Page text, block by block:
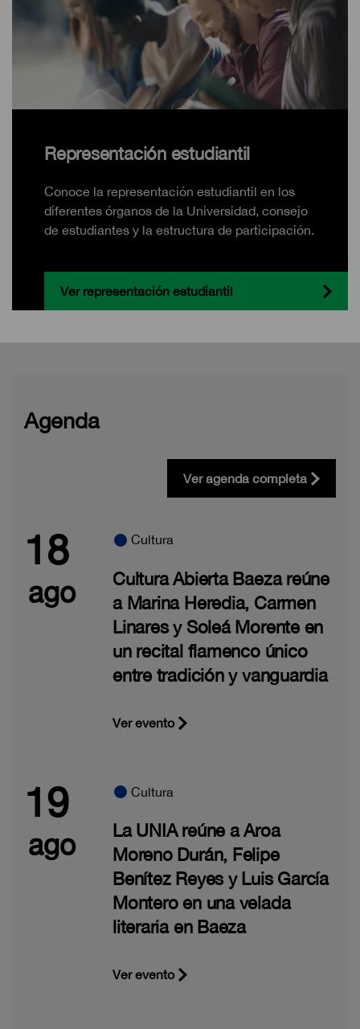
Representación estudiantil
Conoce la representación estudiantil en los
diferentes órganos de la Universidad, consejo
de estudiantes y la estructura de participación.
Ver representación estudiantil
Agenda
Ver agenda completa
18
ago
Cultura Abierta Baeza reúne
a Marina Heredia, Carmen
Linares y Soleá Morente en
un recital flamenco único
entre tradición y vanguardia
Cultura
Ver evento
19
ago
La UNIA reúne a Aroa
Moreno Durán, Felipe
Benítez Reyes y Luis García
Montero en una velada
literaria en Baeza
Cultura
Ver evento